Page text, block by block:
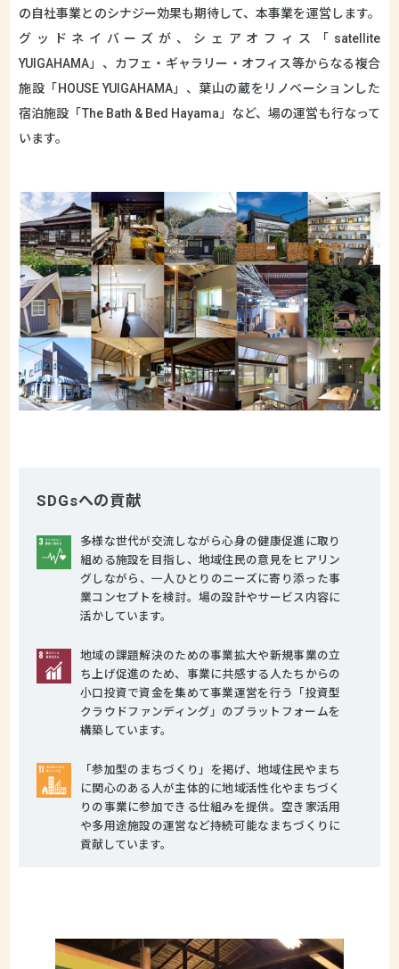
の自社事業とのシナジー効果も期待して、本事業を運営します。
グッドネイバーズが、シェアオフィス「satellite
YUIGAHAMA」、カフェ・ギャラリー・オフィス等からなる複合
施設「HOUSE YUIGAHAMA」、葉山の蔵をリノベーションした
宿泊施設「The Bath & Bed Hayama」など、場の運営も行なって
います。
SDGsへの貢献
多様な世代が交流しながら心身の健康促進に取り
組める施設を目指し、地域住民の意見をヒアリン
グしながら、一人ひとりのニーズに寄り添った事
業コンセプトを検討。場の設計やサービス内容に
活かしています。
地域の課題解決のための事業拡大や新規事業の立
ち上げ促進のため、事業に共感する人たちからの
小口投資で資金を集めて事業運営を行う「投資型
クラウドファンディング」のプラットフォームを
構築しています。
「参加型のまちづくり」を掲げ、地域住民やまち
に関心のある人が主体的に地域活性化やまちづく
りの事業に参加できる仕組みを提供。空き家活用
や多用途施設の運営など持続可能なまちづくりに
貢献しています。